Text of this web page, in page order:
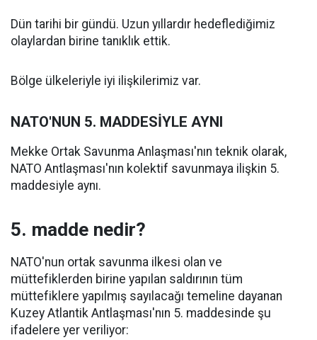
Dün tarihi bir gündü. Uzun yıllardır hedeflediğimiz
olaylardan birine tanıklık ettik.
Bölge ülkeleriyle iyi ilişkilerimiz var.
NATO'NUN 5. MADDESİYLE AYNI
Mekke Ortak Savunma Anlaşması'nın teknik olarak,
NATO Antlaşması'nın kolektif savunmaya ilişkin 5.
maddesiyle aynı.
5. madde nedir?
NATO'nun ortak savunma ilkesi olan ve
müttefiklerden birine yapılan saldırının tüm
müttefiklere yapılmış sayılacağı temeline dayanan
Kuzey Atlantik Antlaşması'nın 5. maddesinde şu
ifadelere yer veriliyor: